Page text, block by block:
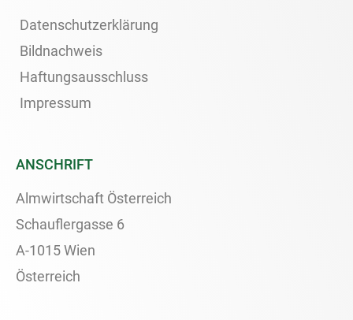
Datenschutzerklärung
Bildnachweis
Haftungsausschluss
Impressum
ANSCHRIFT
Almwirtschaft Österreich
Schauflergasse 6
A-1015 Wien
Österreich